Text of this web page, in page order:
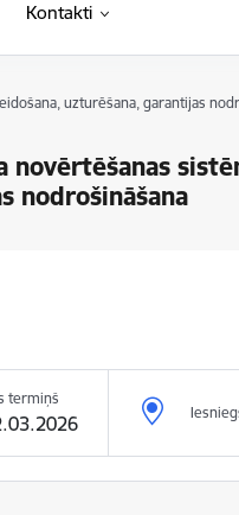
Kontakti
uzturēšana, garantijas
nodrošināšana
termiņš